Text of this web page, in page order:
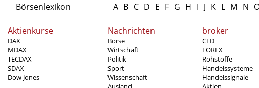
Börsenlexikon A B C D E F G H I J K L M N
Aktienkurse
DAX
MDAX
TECDAX
SDAX
Dow Jones
Nachrichten
Börse
Wirtschaft
Politik
Sport
Wissenschaft
broker
CFD
FOREX
Rohstoffe
Handelssysteme
Handelssignale